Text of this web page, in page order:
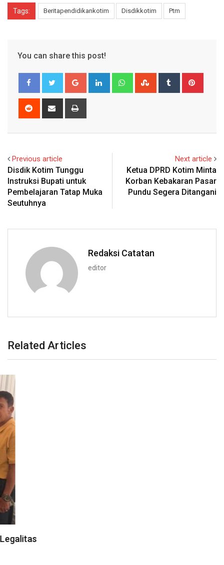
Tags: Beritapendidikankotim Disdikkotim Ptm
You can share this post!
Google+ LinkedIn WhatsappStumbleUpon
Tumblr
Reddit
Share
Previous article
Disdik Kotim Tunggu
Instruksi Bupati untuk
Pembelajaran Tatap Muka
Seutuhnya
Next article
Ketua DPRD Kotim Minta
Korban Kebakaran Pasar
Pundu Segera Ditangani
Redaksi Catatan
editor
Related Articles